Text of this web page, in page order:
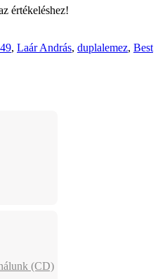
értékeléshez!
, Laár András, duplalemez, Best
(CD)